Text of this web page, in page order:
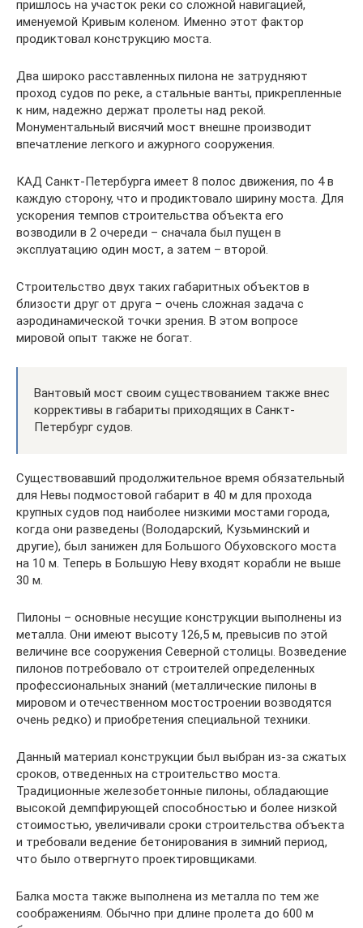
пришлось на участок реки со сложной навигацией,
именуемой Кривым коленом. Именно этот фактор
продиктовал конструкцию моста.
Два широко расставленных пилона не затрудняют
проход судов по реке, а стальные ванты, прикрепленные
к ним, надежно держат пролеты над рекой.
Монументальный висячий мост внешне производит
впечатление легкого и ажурного сооружения.
КАД Санкт-Петербурга имеет 8 полос движения, по 4 в
каждую сторону, что и продиктовало ширину моста. Для
ускорения темпов строительства объекта его
возводили в 2 очереди – сначала был пущен в
эксплуатацию один мост, а затем – второй.
Строительство двух таких габаритных объектов в
близости друг от друга – очень сложная задача с
аэродинамической точки зрения. В этом вопросе
мировой опыт также не богат.
Вантовый мост своим существованием также внес
коррективы в габариты приходящих в Санкт-
Петербург судов.
Существовавший продолжительное время обязательный
для Невы подмостовой габарит в 40 м для прохода
крупных судов под наиболее низкими мостами города,
когда они разведены (Володарский, Кузьминский и
другие), был занижен для Большого Обуховского моста
на 10 м. Теперь в Большую Неву входят корабли не выше
30 м.
Пилоны – основные несущие конструкции выполнены из
металла. Они имеют высоту 126,5 м, превысив по этой
величине все сооружения Северной столицы. Возведение
пилонов потребовало от строителей определенных
профессиональных знаний (металлические пилоны в
мировом и отечественном мостостроении возводятся
очень редко) и приобретения специальной техники.
Данный материал конструкции был выбран из-за сжатых
сроков, отведенных на строительство моста.
Традиционные железобетонные пилоны, обладающие
высокой демпфирующей способностью и более низкой
стоимостью, увеличивали сроки строительства объекта
и требовали ведение бетонирования в зимний период,
что было отвергнуто проектировщиками.
Балка моста также выполнена из металла по тем же
соображениям. Обычно при длине пролета до 600 м